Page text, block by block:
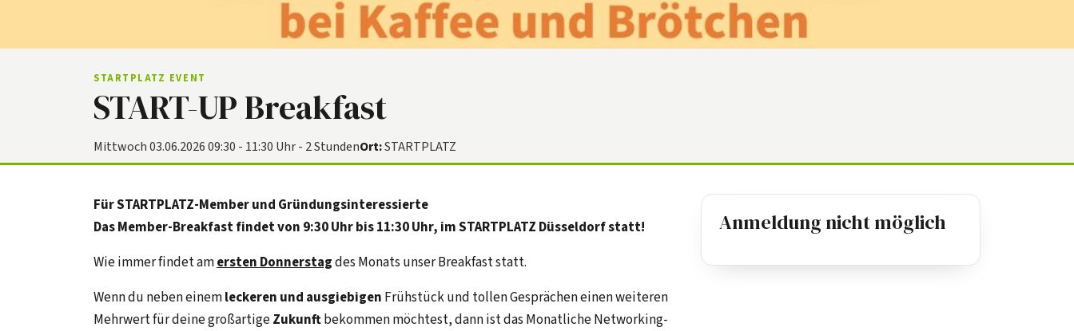
STARTPLATZ EVENT
START-UP Breakfast
Mittwoch 03.06.2026 09:30 - 11:30 Uhr - 2 StundenOrt:STARTPLATZ
Für STARTPLATZ-Member und Gründungsinteressierte
Das Member-Breakfast findet von 9:30 Uhr bis 11:30 Uhr, im STARTPLATZ Düsseldorf statt!
Wie immer findet amersten Donnerstagdes Monats unser Breakfast statt.
Wenn du neben einemleckeren und ausgiebigen Frühstück und tollen Gesprächen einen weiteren
Mehrwert für deine großartigeZukunftbekommen möchtest, dann ist das Monatliche Networking-
Anmeldung nicht möglich